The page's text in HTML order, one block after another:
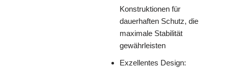
Konstruktionen für
dauerhaften Schutz, die
maximale Stabilität
gewährleisten
Exzellentes Design: